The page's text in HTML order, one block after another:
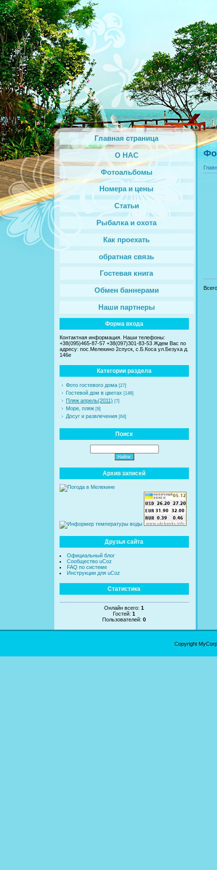
Главная страница
О НАС
Фотоальбомы
Номера и цены
Статьи
Рыбалка и охота
Как проехать
обратная связь
Гостевая книга
Обмен баннерами
Наши партнеры
Форма входа
Контактная информация. Наши телефоны:
+38(095)465-87-57 +38(097)301-83-53 Ждем Вас по
адресу: пос.Мелекино 2спуск, c.Б.Коса ул.Безуха д.
146е
Категории раздела
Фото гостевого дома [27]
Гостевой дом в цветах [148]
Пляж апрель(2011) [7]
Море, пляж [9]
Досуг и развлечения [64]
Поиск
Архив записей
Друзья сайта
Официальный блог
Сообщество uCoz
FAQ по системе
Инструкции для uCoz
Статистика
Онлайн всего:1
Гостей:1
Пользователей:0
Copyright